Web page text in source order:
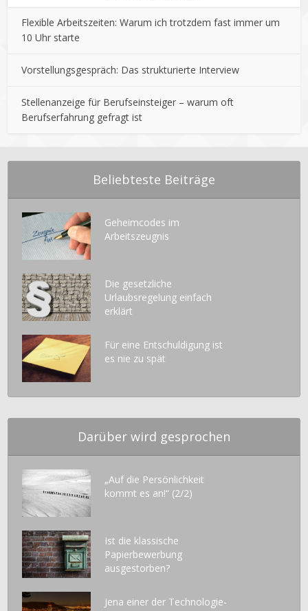
Flexible Arbeitszeiten: Warum ich trotzdem fast immer um
10 Uhr starte
Vorstellungsgespräch: Das strukturierte Interview
Stellenanzeige für Berufseinsteiger – warum oft
Berufserfahrung gefragt ist
Beliebteste Beiträge
Geheimcodes im
Arbeitszeugnis
Die gesetzliche
Urlaubsregelung einfach
erklärt
Für eine Entschuldigung ist
es nie zu spät
Darüber wird gesprochen
„Auf die Persönlichkeit
kommt es an!“ (2/2)
Ist die klassische
Papierbewerbung
ausgestorben?
Jena einer der Technologie-